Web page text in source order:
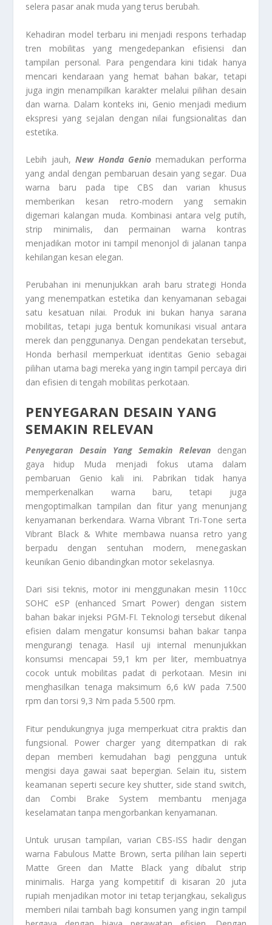
selera pasar anak muda yang terus berubah.
Kehadiran model terbaru ini menjadi respons terhadap
tren mobilitas yang mengedepankan efisiensi dan
tampilan personal. Para pengendara kini tidak hanya
mencari kendaraan yang hemat bahan bakar, tetapi
juga ingin menampilkan karakter melalui pilihan desain
dan warna. Dalam konteks ini, Genio menjadi medium
ekspresi yang sejalan dengan nilai fungsionalitas dan
estetika.
Lebih jauh,New Honda Geniomemadukan performa
yang andal dengan pembaruan desain yang segar. Dua
warna baru pada tipe CBS dan varian khusus
memberikan kesan retro-modern yang semakin
digemari kalangan muda. Kombinasi antara velg putih,
strip minimalis, dan permainan warna kontras
menjadikan motor ini tampil menonjol di jalanan tanpa
kehilangan kesan elegan.
Perubahan ini menunjukkan arah baru strategi Honda
yang menempatkan estetika dan kenyamanan sebagai
satu kesatuan nilai. Produk ini bukan hanya sarana
mobilitas, tetapi juga bentuk komunikasi visual antara
merek dan penggunanya. Dengan pendekatan tersebut,
Honda berhasil memperkuat identitas Genio sebagai
pilihan utama bagi mereka yang ingin tampil percaya diri
dan efisien di tengah mobilitas perkotaan.
PENYEGARAN DESAIN YANG
SEMAKIN RELEVAN
Penyegaran Desain Yang Semakin Relevan dengan
gaya hidup Muda menjadi fokus utama dalam
pembaruan Genio kali ini. Pabrikan tidak hanya
memperkenalkan warna baru, tetapi juga
mengoptimalkan tampilan dan fitur yang menunjang
kenyamanan berkendara. Warna Vibrant Tri-Tone serta
Vibrant Black & White membawa nuansa retro yang
berpadu dengan sentuhan modern, menegaskan
keunikan Genio dibandingkan motor sekelasnya.
Dari sisi teknis, motor ini menggunakan mesin 110cc
SOHC eSP (enhanced Smart Power) dengan sistem
bahan bakar injeksi PGM-FI. Teknologi tersebut dikenal
efisien dalam mengatur konsumsi bahan bakar tanpa
mengurangi tenaga. Hasil uji internal menunjukkan
konsumsi mencapai 59,1 km per liter, membuatnya
cocok untuk mobilitas padat di perkotaan. Mesin ini
menghasilkan tenaga maksimum 6,6 kW pada 7.500
rpm dan torsi 9,3 Nm pada 5.500 rpm.
Fitur pendukungnya juga memperkuat citra praktis dan
fungsional. Power charger yang ditempatkan di rak
depan memberi kemudahan bagi pengguna untuk
mengisi daya gawai saat bepergian. Selain itu, sistem
keamanan seperti secure key shutter, side stand switch,
dan Combi Brake System membantu menjaga
keselamatan tanpa mengorbankan kenyamanan.
Untuk urusan tampilan, varian CBS-ISS hadir dengan
warna Fabulous Matte Brown, serta pilihan lain seperti
Matte Green dan Matte Black yang dibalut strip
minimalis. Harga yang kompetitif di kisaran 20 juta
rupiah menjadikan motor ini tetap terjangkau, sekaligus
memberi nilai tambah bagi konsumen yang ingin tampil